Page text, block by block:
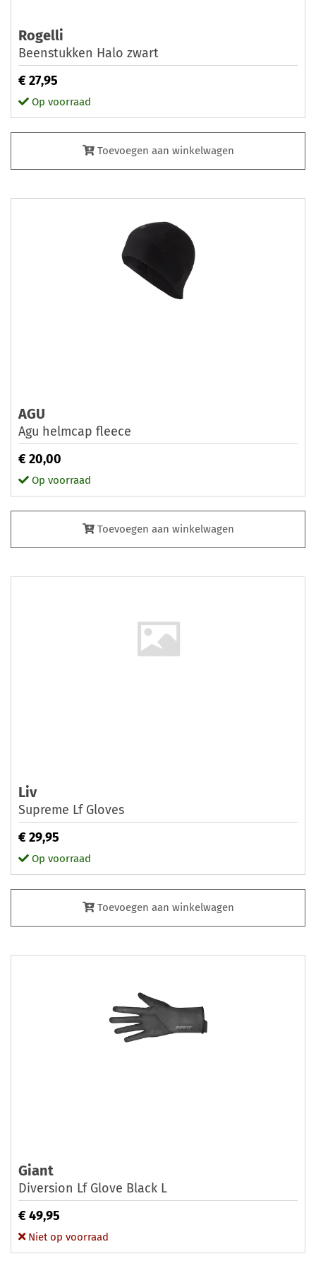
Rogelli
Beenstukken Halo zwart
€ 27,95
Op voorraad
Toevoegen aan winkelwagen
AGU
Agu helmcap fleece
€ 20,00
Op voorraad
Toevoegen aan winkelwagen
Liv
Supreme Lf Gloves
€ 29,95
Op voorraad
Toevoegen aan winkelwagen
Giant
Diversion Lf Glove Black L
€ 49,95
Niet op voorraad